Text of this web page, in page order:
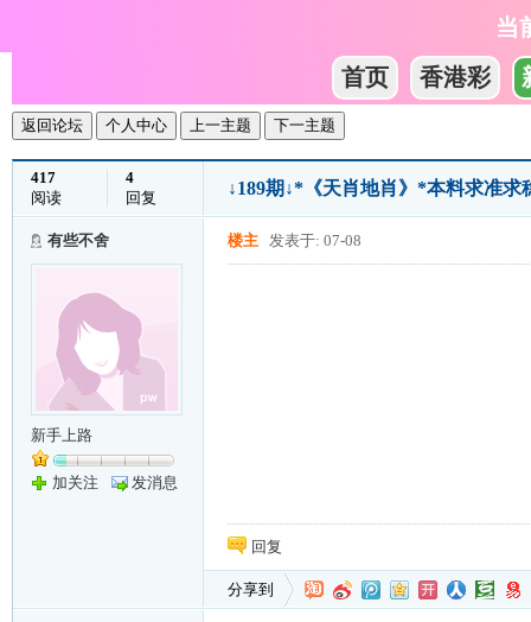
当
首页
香港彩
返回论坛 个人中心 上一主题 下一主题
417
阅读
4
回复
↓189期↓*《天肖地肖》*本料求准求
有些不舍
新手上路
加关注 发消息
楼主 发表于: 07-08
回复
分享到